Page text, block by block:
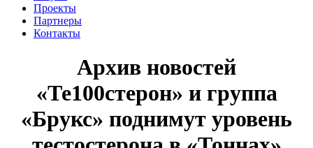
Проекты
Партнеры
Контакты
Архив новостей
«Те100стерон» и группа
«Брукс» поднимут уровень